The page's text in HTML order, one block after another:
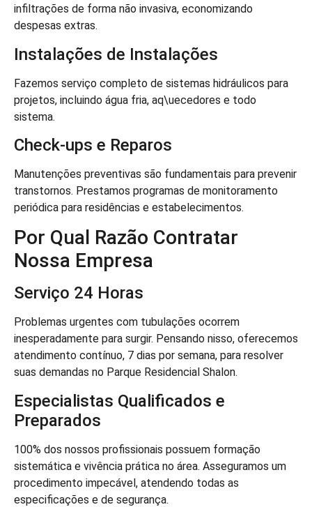
infiltrações de forma não invasiva, economizando
despesas extras.
Instalações de Instalações
Fazemos serviço completo de sistemas hidráulicos para
projetos, incluindo água fria, aq\uecedores e todo
sistema.
Check-ups e Reparos
Manutenções preventivas são fundamentais para prevenir
transtornos. Prestamos programas de monitoramento
periódica para residências e estabelecimentos.
Por Qual Razão Contratar
Nossa Empresa
Serviço 24 Horas
Problemas urgentes com tubulações ocorrem
inesperadamente para surgir. Pensando nisso, oferecemos
atendimento contínuo, 7 dias por semana, para resolver
suas demandas no Parque Residencial Shalon.
Especialistas Qualificados e
Preparados
100% dos nossos profissionais possuem formação
sistemática e vivência prática no área. Asseguramos um
procedimento impecável, atendendo todas as
especificações e de segurança.